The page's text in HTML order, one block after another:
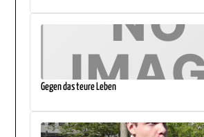
Gegen das teure Leben